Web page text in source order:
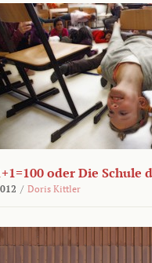
oder Die Schule
/ Doris Kittler